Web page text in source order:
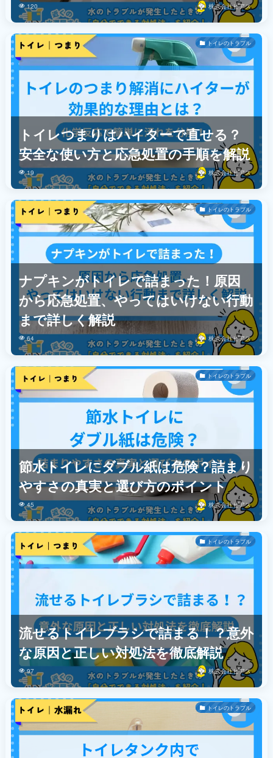
120 株式会社ビアス
トイレのトラブル
トイレつまりはハイターで直せる？
安全な使い方と応急処置の手順を解説
19 株式会社ビアス
トイレのトラブル
ナプキンがトイレで詰まった！原因
から応急処置、やってはいけない行動
まで詳しく解説
64 株式会社ビアス
トイレのトラブル
節水トイレにダブル紙は危険？詰まり
やすさの真実と選び方のポイント
45 株式会社ビアス
トイレのトラブル
流せるトイレブラシで詰まる！？意外
な原因と正しい対処法を徹底解説
97 株式会社ビアス
トイレのトラブル